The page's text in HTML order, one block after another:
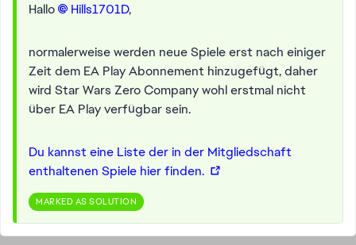
Hallo Hills1701D​,
normalerweise werden neue Spiele erst nach einiger
Zeit dem EA Play Abonnement hinzugefügt, daher
wird Star Wars Zero Company wohl erstmal nicht
über EA Play verfügbar sein.
Du kannst eine Liste der in der Mitgliedschaft
enthaltenen Spiele hier finden.
MARKED AS SOLUTION